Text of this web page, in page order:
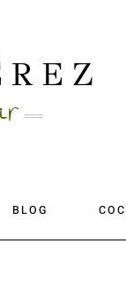
BLOG